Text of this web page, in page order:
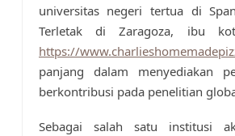
universitas negeri tertua di
Terletak di Zaragoza, ibu
https://
panjang dalam menyediakan
berkontribusi pada penelitian
Sebagai salah satu institusi